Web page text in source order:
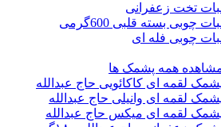
تخت زعفرانی
چوبی بسته قلبی 600گرمی
چوبی فله ای
همه پشمک ها
لقمه ای کاکائویی حاج عبدالله
لقمه ای وانیلی حاج عبدالله
لقمه ای میکس حاج عبدالله